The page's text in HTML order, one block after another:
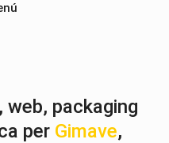
packaging
per Gimave,